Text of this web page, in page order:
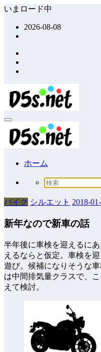
コ
ッ
プ
いまロード中
2026-08-08
ホーム
バイク シルエット 2018-
新年なので新車の話
半年後に車検を迎えるに
えるならと仮定。車検を
遊び。候補になりそうな
は中間排気量クラスで、
えて検討。